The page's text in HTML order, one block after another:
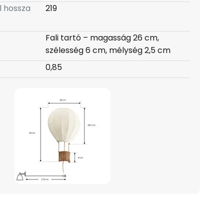
219
Fali tartó – magasság 26 cm,
szélesség 6 cm, mélység 2,5 cm
0,85